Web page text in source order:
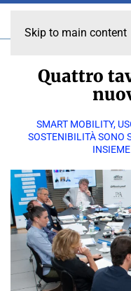
Skip to main content
Quattro
SMART MOBILITY,
SOSTENIBILITÀ SONO